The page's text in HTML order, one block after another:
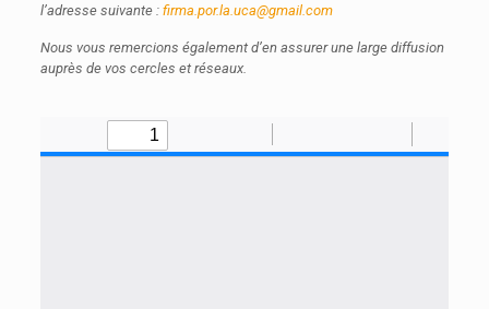
l’adresse suivante : firma.por.la.uca@gmail.com
Nous vous remercions également d’en assurer une large diffusion
auprès de vos cercles et réseaux.